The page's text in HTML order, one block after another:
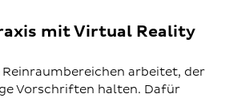
mit Virtual Reality
arbeitet, der
Vorschriften halten. Dafür